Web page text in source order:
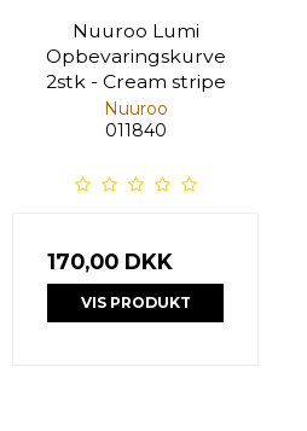
Nuuroo Lumi
Opbevaringskurve
2stk - Cream stripe
Nuuroo
011840
170,00 DKK
VIS PRODUKT